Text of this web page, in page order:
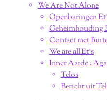
We Are Not Alone
Openbaringen
Geheimhouding
Contact met
We are all Et's
Inner Aarde :
Telos
Bericht uit